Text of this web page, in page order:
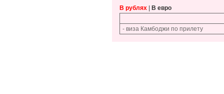
В рублях В евро
- виза Камбоджи по прилету